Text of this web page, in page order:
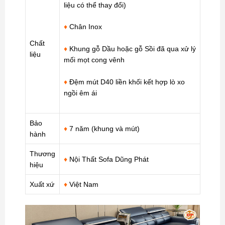
Chất
liệu
liệu có thể thay đổi)
♦ Chân Inox
♦ Khung gỗ Dầu hoặc gỗ Sồi đã qua xử lý
mối mọt cong vênh
♦ Đệm mút D40 liền khối kết hợp lò xo
ngồi êm ái
Bảo
hành
♦ 7 năm (khung và mút)
Thương
hiệu
♦ Nội Thất Sofa Dũng Phát
Xuất xứ ♦ Việt Nam